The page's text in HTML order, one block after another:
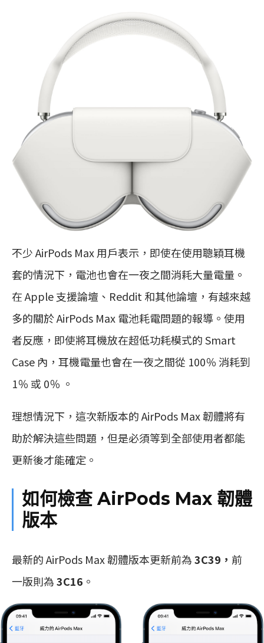
不少 AirPods Max 用戶表示，即使在使用聰穎耳機
套的情況下，電池也會在一夜之間消耗大量電量。
在 Apple 支援論壇、Reddit 和其他論壇，有越來越
多的關於 AirPods Max 電池耗電問題的報導。使用
者反應，即使將耳機放在超低功耗模式的 Smart
Case 內，耳機電量也會在一夜之間從 100％ 消耗到
1％ 或 0％ 。
理想情況下，這次新版本的 AirPods Max 韌體將有
助於解決這些問題，但是必須等到全部使用者都能
更新後才能確定。
如何檢查 AirPods Max 韌體
版本
最新的 AirPods Max 韌體版本更新前為3C39， 前
一版則為3C16 。